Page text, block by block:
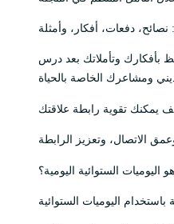
دفعات، أفكار، وأمثلة
بأفكارك وتأملاتك بعد درس
يمكنك تقوية رابطة علاقتك
اليوميات الستوائية اليومية؟